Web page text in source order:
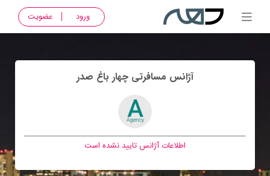
ورود عضویت
آژانس مسافرتی چهار باغ صدر
اطلاعات آژانس تایید نشده است